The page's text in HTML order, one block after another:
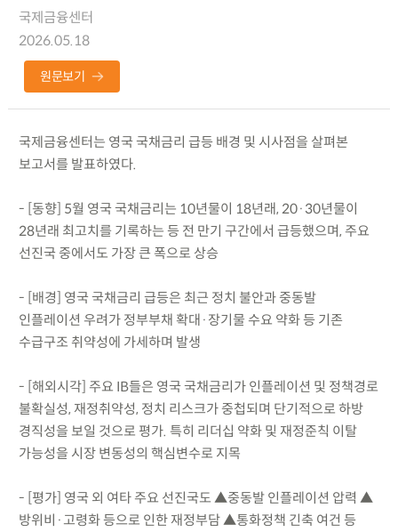
국제금융센터
2026.05.18
원문보기
국제금융센터는 영국 국채금리 급등 배경 및 시사점을 살펴본
보고서를 발표하였다.
- [동향] 5월 영국 국채금리는 10년물이 18년래, 20·30년물이
28년래 최고치를 기록하는 등 전 만기 구간에서 급등했으며, 주요
선진국 중에서도 가장 큰 폭으로 상승
- [배경] 영국 국채금리 급등은 최근 정치 불안과 중동발
인플레이션 우려가 정부부채 확대·장기물 수요 약화 등 기존
수급구조 취약성에 가세하며 발생
- [해외시각] 주요 IB들은 영국 국채금리가 인플레이션 및 정책경로
불확실성, 재정취약성, 정치 리스크가 중첩되며 단기적으로 하방
경직성을 보일 것으로 평가. 특히 리더십 약화 및 재정준칙 이탈
가능성을 시장 변동성의 핵심변수로 지목
- [평가] 영국 외 여타 주요 선진국도 ▲중동발 인플레이션 압력 ▲
방위비·고령화 등으로 인한 재정부담 ▲통화정책 긴축 여건 등